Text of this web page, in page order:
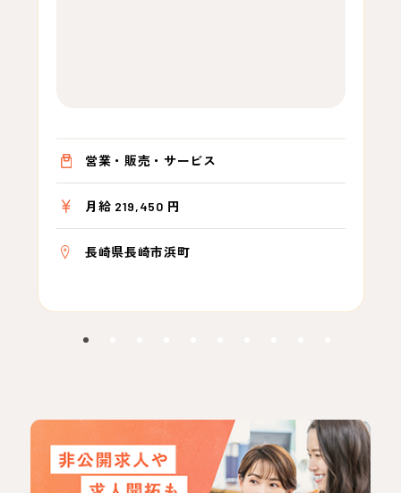
営業・販売・サービス
月給 219,450 円
長崎県長崎市浜町